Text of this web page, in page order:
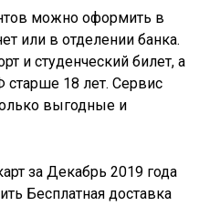
можно оформить в
или в отделении банка.
и студенческий билет, а
18 лет. Сервис
выгодные и
за Декабрь 2019 года
Бесплатная доставка